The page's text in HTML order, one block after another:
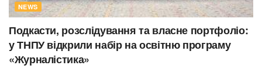
NEWS
Подкасти, розслідування та власне портфоліо:
у ТНПУ відкрили набір на освітню програму
«Журналістика»